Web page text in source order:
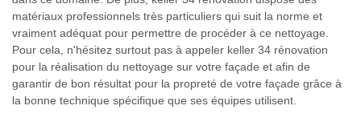
matériaux professionnels très particuliers qui suit la norme et
vraiment adéquat pour permettre de procéder à ce nettoyage.
Pour cela, n'hésitez surtout pas à appeler keller 34 rénovation
pour la réalisation du nettoyage sur votre façade et afin de
garantir de bon résultat pour la propreté de votre façade grâce à
la bonne technique spécifique que ses équipes utilisent.